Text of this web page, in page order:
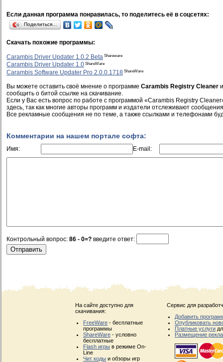
Если данная программа понравилась, то поделитесь её в соцсетях:
Поделиться…
Скачать похожие программы:
Carambis Driver Updater 1.0.2 Beta Shareware
Carambis Driver Updater 1.0 ShareWare
Carambis Software Updater Pro 2.0.0.1718 ShareWare
Вы можете оставить своё мнение о программе Carambis Registry Cleaner
сообщить о битой ссылке на скачивание.
Если у Вас есть вопрос по работе с программой «Carambis Registry
здесь, так как многие авторы программ и издатели отслеживают
Все рекламные сообщения не по теме, а также ссылками и телефонами
Комментарии на нашем портале софта:
Имя: E-mail:
Контрольный вопрос: 86 - 0=? введите ответ:
На сайте доступно для
скачивания:
FreeWare - бесплатные
программы
ShareWare - условно
бесплатные
Flash игры в режиме On-
Line
Чит коды и обзоры игр
Сервис для
Добавить
Опубликовать
Платные услуги
Размещение